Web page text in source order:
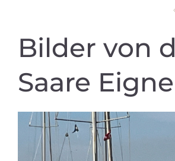
Bilder von
Saare